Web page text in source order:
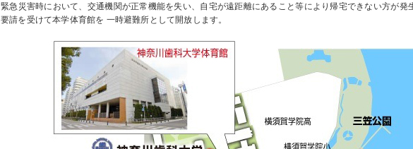
緊急災害時において、交通機関が正常機能を失い、自宅が遠距離にあること等により帰宅できない方が発
要請を受けて本学体育館を 一時避難所として開放します。